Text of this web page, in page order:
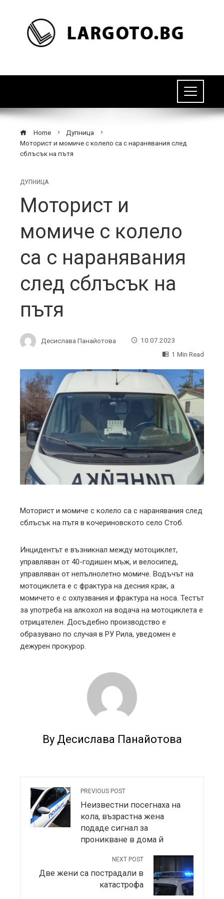
Home
Дупница
Моторист и момиче с колело са с наранявания след
сблъсък на пътя
ДУПНИЦА
Моторист и
момиче с колело
са с наранявания
след сблъсък на
пътя
Десислава Панайотова
10.07.2023
1 Min Read
Моторист и момиче с колело са с наранявания след
сблъсък на пътя в кочериновското село Стоб.
Инцидентът е възникнал между мотоциклет,
управляван от 40-годишен мъж, и велосипед,
управляван от непълнолетно момиче. Водъчът на
мотоциклета е с фрактура на десния крак, а
момичето е с охлузвания и фрактура на носа. Тестът
за употреба на алкохол на водача на мотоциклета е
отрицателен. Досъдебно производство е
образувано по случая в РУ Рила, уведомен е
дежурен прокурор.
By Десислава Панайотова
PREVIOUS POST
Неизвестни посегнаха на
кола, възрастна жена
подаде сигнал за
проникване в дома й
NEXT POST
Две жени са пострадали в
катастрофа